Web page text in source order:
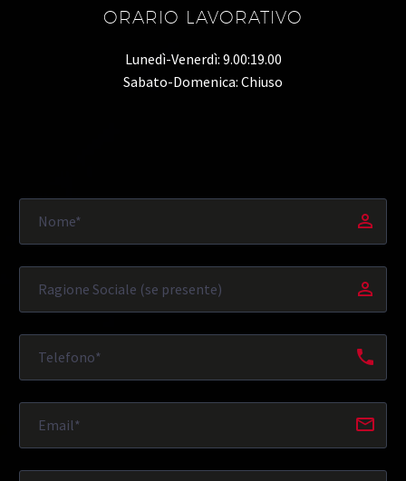
ORARIO LAVORATIVO
Lunedì-Venerdì: 9.00:19.00
Sabato-Domenica: Chiuso